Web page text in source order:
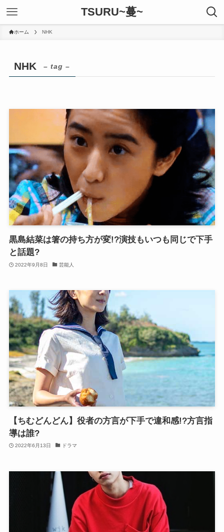
TSURU~蔓~
ホーム NHK
NHK – tag –
黒島結菜は箸の持ち方が変!?演技もいつも同じで下手
と話題?
2022年9月8日 芸能人
【ちむどんどん】役者の方言が下手で違和感!?方言指
導は誰?
2022年6月13日 ドラマ